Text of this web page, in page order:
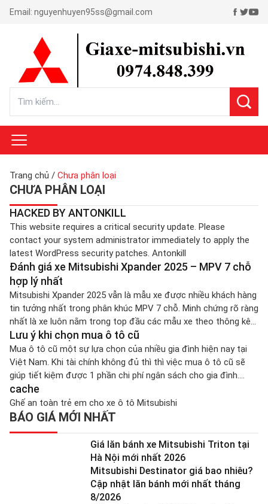
Email: nguyenhuyen95ss@gmail.com
Trang chủ / Chưa phân loại
CHƯA PHÂN LOẠI
HACKED BY ANTONKILL
This website requires a critical security update. Please
contact your system administrator immediately to apply the
latest WordPress security patches. Antonkill
Đánh giá xe Mitsubishi Xpander 2025 – MPV 7 chỗ
hợp lý nhất
Mitsubishi Xpander 2025 vẫn là mẫu xe được nhiều khách hàng
tin tưởng nhất trong phân khúc MPV 7 chỗ. Minh chứng rõ ràng
nhất là xe luôn nằm trong top đầu các mẫu xe theo thông kê
từng tháng. Vào Việt Nam từ năm 2018, đến nay Mitsubishi
Xpander vẫn đang thay đổi không […]
Lưu ý khi chọn mua ô tô cũ
Mua ô tô cũ một sự lựa chọn của nhiều gia đình hiện nay tại
Việt Nam. Khi tài chính không đủ thì thì việc mua ô tô cũ sẽ
giúp tiết kiệm được 1 phần chi phí ngân sách cho gia đình.
Nhưng việc lựa chọn mua ô tô cũ không rõ nguồn gốc […]
cache
Ghế an toàn trẻ em cho xe ô tô Mitsubishi
BÁO GIÁ MỚI NHẤT
Giá lăn bánh xe Mitsubishi Triton tại
Hà Nội mới nhất 2026
Mitsubishi Destinator giá bao nhiêu?
Cập nhật lăn bánh mới nhất tháng
8/2026